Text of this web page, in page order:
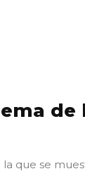
de
que se